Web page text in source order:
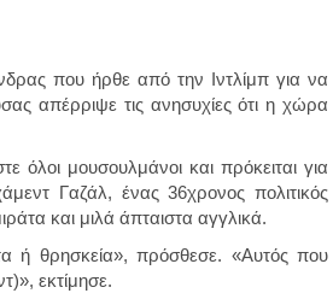
που ήρθε από την Ιντλίμπ για να
απέρριψε τις ανησυχίες ότι η χώρα
όλοι μουσουλμάνοι και πρόκειται για
Γαζάλ, ένας 36χρονος πολιτικός
και μιλά άπταιστα αγγλικά.
ή θρησκεία», πρόσθεσε. «Αυτός που
εκτίμησε.